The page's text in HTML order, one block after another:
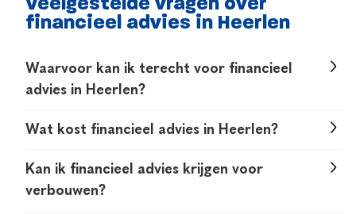
Veelgestelde vragen over
financieel advies in Heerlen
Waarvoor kan ik terecht voor financieel
advies in Heerlen?
Voor vragen over hypotheken, verzekeringen,
verbouwen of het benutten van overwaarde.
Wat kost financieel advies in Heerlen?
De kosten voor financieel advies verschillen per
situatie. In een eerste, vrijblijvende afspraak
Kan ik financieel advies krijgen voor
verbouwen?